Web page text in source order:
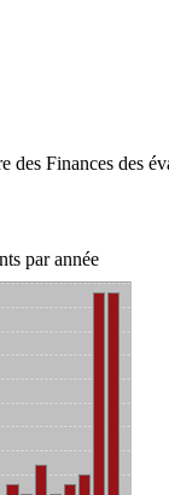
des Finances des
par année